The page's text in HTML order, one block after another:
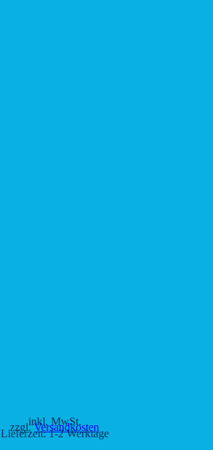
inkl. MwSt.
zzgl.Versandkosten
Lieferzeit:1-2 Werktage